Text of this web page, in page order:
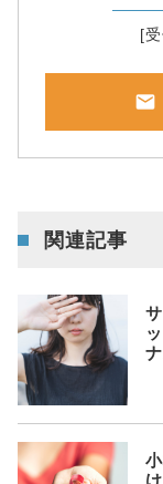
[
mail
関連記事